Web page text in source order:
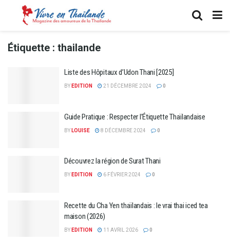
Étiquette : thailande
Liste des Hôpitaux d’Udon Thani [2025]
BY EDITION 21 DÉCEMBRE 2024 0
Guide Pratique : Respecter l’Étiquette Thaïlandaise
BY LOUISE 8 DÉCEMBRE 2024 0
Découvrez la région de Surat Thani
BY EDITION 6 FÉVRIER 2024 0
Recette du Cha Yen thaïlandais : le vrai thai iced tea
maison (2026)
BY EDITION 11 AVRIL 2026 0